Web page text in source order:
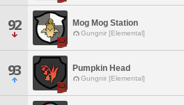
92 Mog Mog Station
Gungnir [Elemental]
93 Pumpkin Head
Gungnir [Elemental]